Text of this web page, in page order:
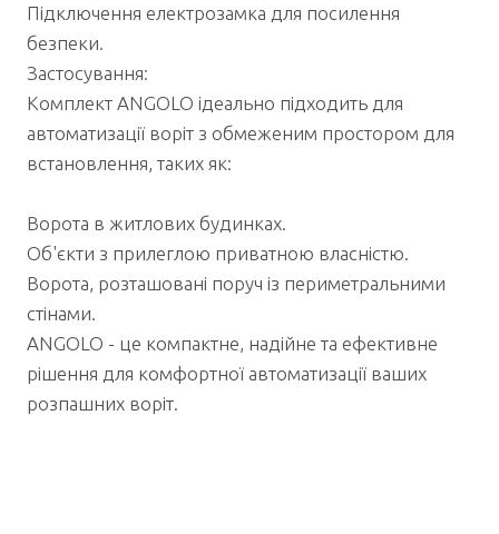
Підключення електрозамка для посилення
безпеки.
Застосування:
Комплект ANGOLO ідеально підходить для
автоматизації воріт з обмеженим простором для
встановлення, таких як:
Ворота в житлових будинках.
Об'єкти з прилеглою приватною власністю.
Ворота, розташовані поруч із периметральними
стінами.
ANGOLO - це компактне, надійне та ефективне
рішення для комфортної автоматизації ваших
розпашних воріт.